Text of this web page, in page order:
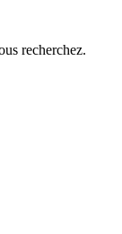
recherchez.